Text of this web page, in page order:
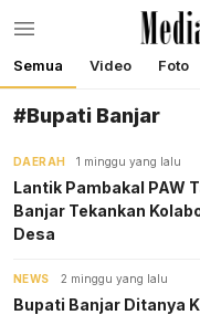
Berita
Semua Video Foto
#Bupati Banjar
DAERAH 1 minggu yang lalu
Lantik Pambakal PAW
Banjar Tekankan
Desa
NEWS 2 minggu yang lalu
Bupati Banjar Ditanya